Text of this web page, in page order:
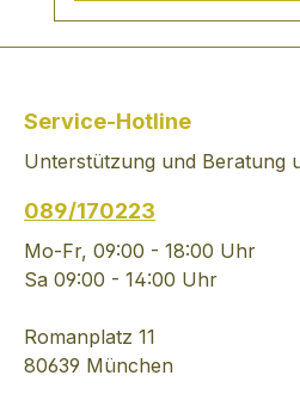
Service-Hotline
Unterstützung und Beratung
089/170223
Mo-Fr, 09:00 - 18:00 Uhr
Sa 09:00 - 14:00 Uhr
Romanplatz 11
80639 München